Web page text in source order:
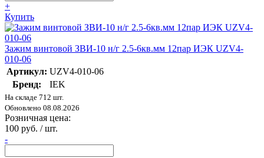
+
Купить
Зажим винтовой ЗВИ-10 н/г 2.5-6кв.мм 12пар ИЭК UZV4-
010-06
Артикул: UZV4-010-06
Бренд:
IEK
На складе 712 шт.
Обновлено 08.08.2026
Розничная цена:
100 руб. / шт.
-